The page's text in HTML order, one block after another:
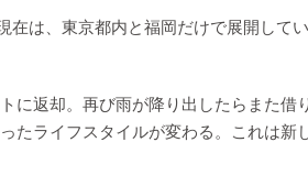
は、東京都内と福岡だけで展開して
に返却。再び雨が降り出したらまた借
たライフスタイルが変わる。これは新